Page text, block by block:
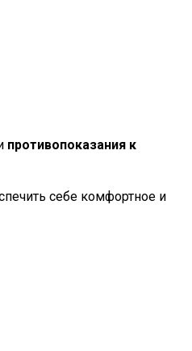
противопоказания к
себе комфортное и